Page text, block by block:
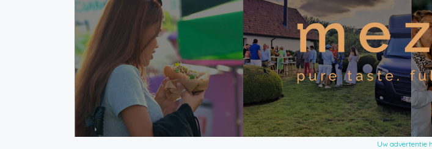
Uw advertentie